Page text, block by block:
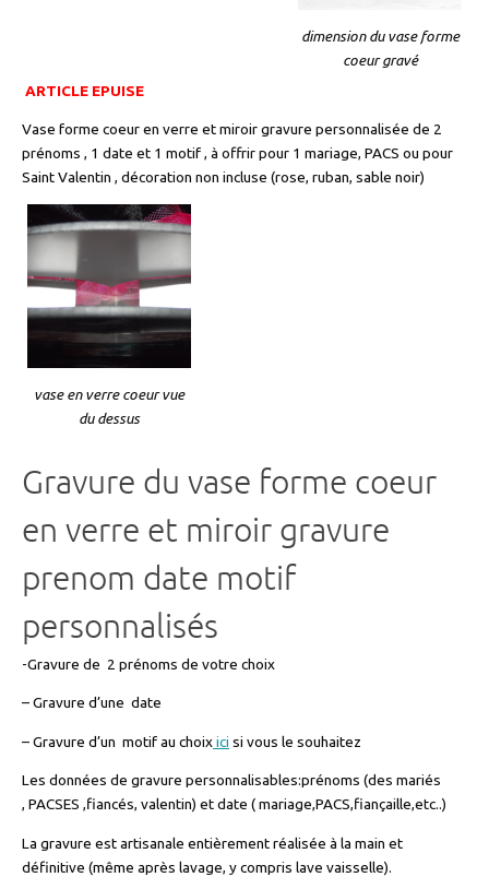
dimension du vase forme
coeur gravé
ARTICLE EPUISE
Vase forme coeur en verre et miroir gravure personnalisée de 2
prénoms , 1 date et 1 motif , à offrir pour 1 mariage, PACS ou pour
Saint Valentin , décoration non incluse (rose, ruban, sable noir)
vase en verre coeur vue
du dessus
Gravure du vase forme coeur
en verre et miroir gravure
prenom date motif
personnalisés
-Gravure de 2 prénoms de votre choix
– Gravure d’une date
– Gravure d’un motif au choixici si vous le souhaitez
Les données de gravure personnalisables:prénoms (des mariés
, PACSES ,fiancés, valentin) et date ( mariage,PACS,fiançaille,etc..)
La gravure est artisanale entièrement réalisée à la main et
définitive (même après lavage, y compris lave vaisselle).